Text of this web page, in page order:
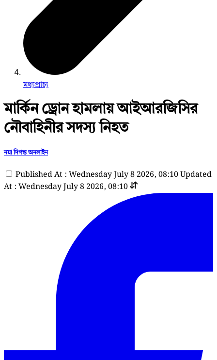
মধ্যপ্রাচ্য
মার্কিন ড্রোন হামলায় আইআরজিসির
নৌবাহিনীর সদস্য নিহত
নয়া দিগন্ত অনলাইন
Published At : Wednesday July 8 2026, 08:10Updated
At : Wednesday July 8 2026, 08:10